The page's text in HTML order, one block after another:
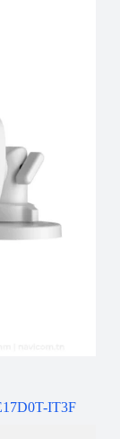
IT3F